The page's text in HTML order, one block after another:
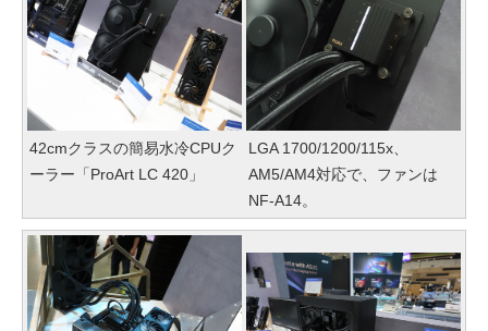
42cmクラスの簡易水冷CPUク
ーラー「ProArt LC 420」
LGA 1700/1200/115x、
AM5/AM4対応で、ファンは
NF-A14。